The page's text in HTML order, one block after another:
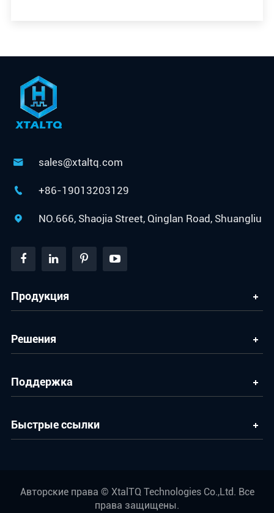
 sales@xtaltq.com
 +86-19013203129
 NO.666, Shaojia Street, Qinglan Road, Shuangliu
Продукция
Решения
Поддержка
Быстрые ссылки
Авторские права © XtalTQ Technologies Co.,Ltd. Все
права защищены.